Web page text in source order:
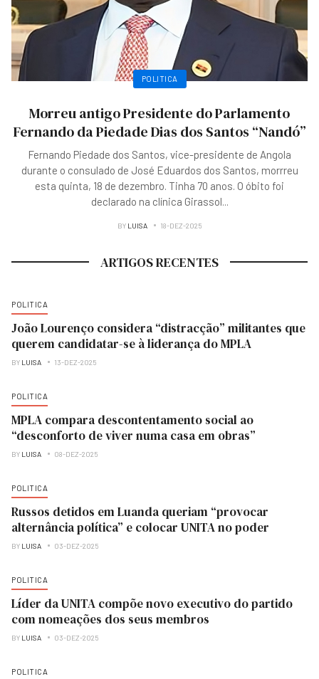
POLITICA
Morreu antigo Presidente do Parlamento
Fernando da Piedade Dias dos Santos “Nandó”
Fernando Piedade dos Santos, vice-presidente de Angola
durante o consulado de José Eduardos dos Santos, morrreu
esta quinta, 18 de dezembro. Tinha 70 anos. O óbito foi
declarado na clínica Girassol...
BY LUISA 18-DEZ-2025
ARTIGOS RECENTES
POLITICA
João Lourenço considera “distracção” militantes que
querem candidatar-se à liderança do MPLA
BY LUISA 13-DEZ-2025
POLITICA
MPLA compara descontentamento social ao
“desconforto de viver numa casa em obras”
BY LUISA 08-DEZ-2025
POLITICA
Russos detidos em Luanda queriam “provocar
alternância política” e colocar UNITA no poder
BY LUISA 03-DEZ-2025
POLITICA
Líder da UNITA compõe novo executivo do partido
com nomeações dos seus membros
BY LUISA 03-DEZ-2025
POLITICA